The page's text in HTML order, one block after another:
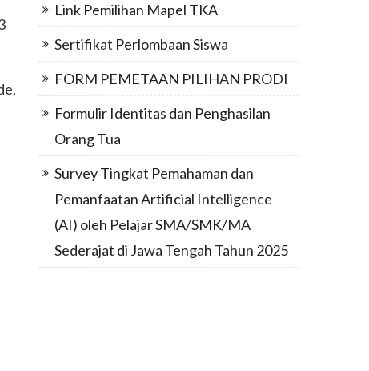
Link Pemilihan Mapel TKA
Sertifikat Perlombaan Siswa
FORM PEMETAAN PILIHAN PRODI
Formulir Identitas dan Penghasilan
Orang Tua
Survey Tingkat Pemahaman dan
Pemanfaatan Artificial Intelligence
(AI) oleh Pelajar SMA/SMK/MA
Sederajat di Jawa Tengah Tahun 2025